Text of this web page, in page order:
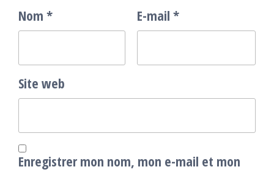
Nom * E-mail *
Site web
Enregistrer mon nom, mon e-mail et mon